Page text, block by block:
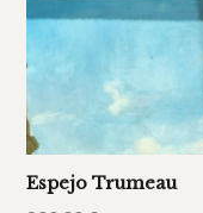
Espejo Trumeau